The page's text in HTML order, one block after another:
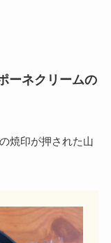
ーネクリームの
焼印が押された山